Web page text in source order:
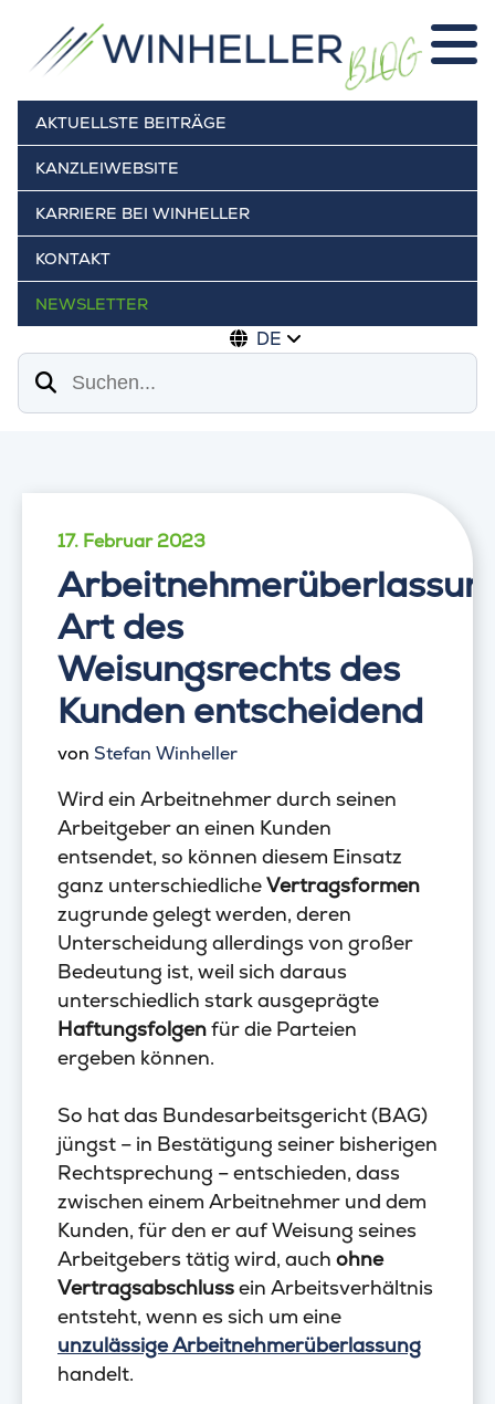
AKTUELLSTE BEITRÄGE
KANZLEIWEBSITE
KARRIERE BEI WINHELLER
KONTAKT
NEWSLETTER
DE
Suchen
17. Februar 2023
Art des
Weisungsrechts des
Kunden entscheidend
von Stefan Winheller
Wird ein Arbeitnehmer durch seinen
Arbeitgeber an einen Kunden
entsendet, so können diesem Einsatz
ganz unterschiedlicheVertragsformen
zugrunde gelegt werden, deren
Unterscheidung allerdings von großer
Bedeutung ist, weil sich daraus
unterschiedlich stark ausgeprägte
Haftungsfolgenfür die Parteien
ergeben können.
So hat das Bundesarbeitsgericht (BAG)
jüngst – in Bestätigung seiner bisherigen
Rechtsprechung – entschieden, dass
zwischen einem Arbeitnehmer und dem
Kunden, für den er auf Weisung seines
Arbeitgebers tätig wird, auch ohne
Vertragsabschlussein Arbeitsverhältnis
entsteht, wenn es sich um eine
unzulässige Arbeitnehmerüberlassung
handelt.